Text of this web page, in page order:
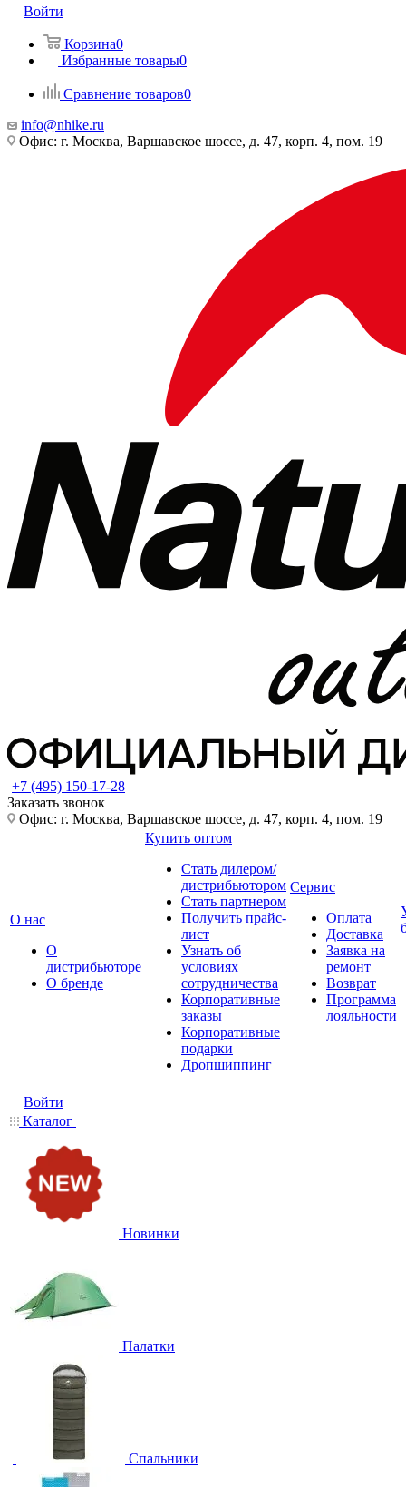
Войти
Корзина0
Избранные товары0
Сравнение товаров0
info@nhike.ru
Офис: г. Москва, Варшавское шоссе, д. 47, корп. 4, пом. 19
+7 (495) 150-17-28
Заказать звонок
Офис: г. Москва, Варшавское шоссе, д. 47, корп. 4, пом. 19
О нас
О
дистрибьюторе
О бренде
Купить оптом
Стать дилером/
дистрибьютором
Стать партнером
Получить прайс-
лист
Узнать об
условиях
сотрудничества
Корпоративные
заказы
Корпоративные
подарки
Дропшиппинг
Сервис
Оплата
Доставка
Заявка на
ремонт
Возврат
Программа
лояльности
Войти
Каталог
Новинки
Палатки
Спальники